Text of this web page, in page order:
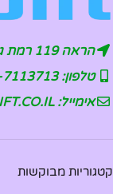
הראה 119 רמת גן
טלפון: 050-7113713
אימייל: SHOP@TENGIFT.CO.IL
קטגוריות מבוקשות